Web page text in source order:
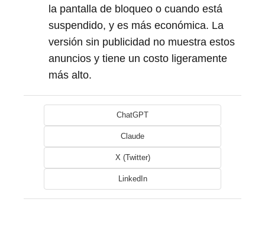
la pantalla de bloqueo o cuando está
suspendido, y es más económica. La
versión sin publicidad no muestra estos
anuncios y tiene un costo ligeramente
más alto.
ChatGPT
Claude
X (Twitter)
LinkedIn